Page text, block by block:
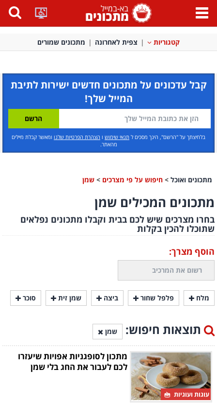
פתח
תפריט
קטגוריות צפית לאחרונה מתכונים שמורים
קבל עדכונים על מתכונים חדשים ישירות לתיבת
המייל שלך!
בלחיצתך על "הרשם", הינך מסכים ל תנאי שימוש ו הצהרת הפרטיות שלנו ומאשר קבלת מיילים
מהאתר.
מתכונים ואוכל > חיפוש על פי מצרכים > שמן
מתכונים המכילים שמן
בחרו מצרכים שיש לכם בבית וקבלו מתכונים נפלאים
שתוכלו להכין בקלות
הוסף מצרך:
מלח פלפל שחור ביצה שמן זית סוכר
תוצאות חיפוש: שמן
עוגות ועוגיות
מתכון לסופגניות אפויות שיעזרו
לכם לעבור את החג בלי שמן